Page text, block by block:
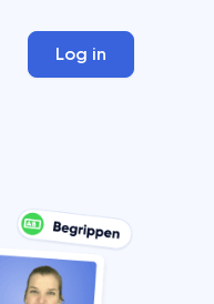
Log in